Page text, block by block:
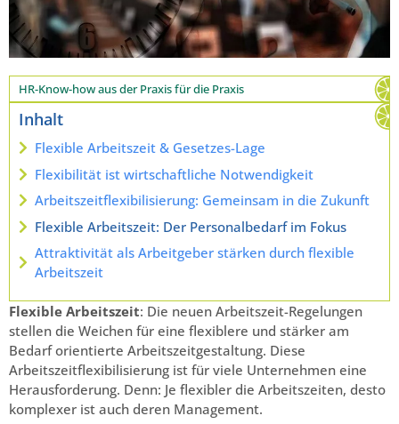
HR-Know-how aus der Praxis für die Praxis
Inhalt
Flexible Arbeitszeit & Gesetzes-Lage
Flexibilität ist wirtschaftliche Notwendigkeit
Arbeitszeitflexibilisierung: Gemeinsam in die Zukunft
Flexible Arbeitszeit: Der Personalbedarf im Fokus
Attraktivität als Arbeitgeber stärken durch flexible
Arbeitszeit
Flexible Arbeitszeit: Die neuen Arbeitszeit-Regelungen
stellen die Weichen für eine flexiblere und stärker am
Bedarf orientierte Arbeitszeitgestaltung. Diese
Arbeitszeitflexibilisierung ist für viele Unternehmen eine
Herausforderung. Denn: Je flexibler die Arbeitszeiten, desto
komplexer ist auch deren Management.